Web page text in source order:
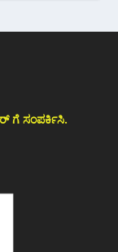
ಗೆ ಸಂಪರ್ಕಿಸಿ.